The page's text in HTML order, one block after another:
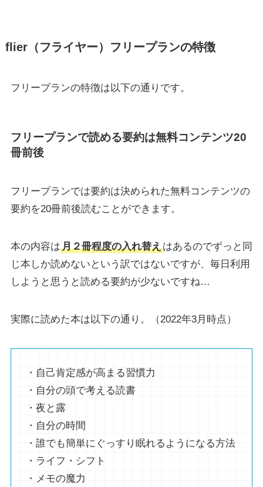
flier（フライヤー）フリープランの特徴
フリープランの特徴は以下の通りです。
フリープランで読める要約は無料コンテンツ20
冊前後
フリープランでは要約は決められた無料コンテンツの
要約を20冊前後読むことができます。
本の内容は月２冊程度の入れ替えはあるのでずっと同
じ本しか読めないという訳ではないですが、毎日利用
しようと思うと読める要約が少ないですね…
実際に読めた本は以下の通り。（2022年3月時点）
・自己肯定感が高まる習慣力
・自分の頭で考える読書
・夜と露
・自分の時間
・誰でも簡単にぐっすり眠れるようになる方法
・ライフ・シフト
・メモの魔力